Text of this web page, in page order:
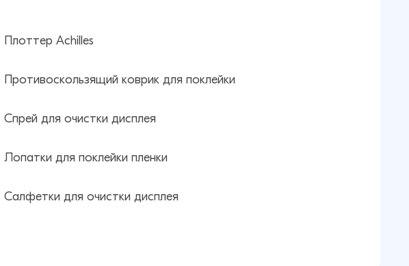
Плоттер Achilles
Противоскользящий коврик для поклейки
Спрей для очистки дисплея
Лопатки для поклейки пленки
Салфетки для очистки дисплея